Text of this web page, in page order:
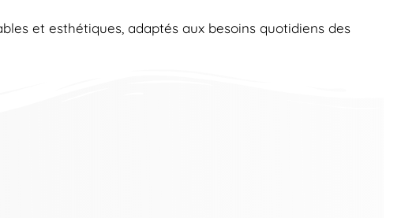
et esthétiques, adaptés aux besoins quotidiens des